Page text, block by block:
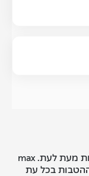
ההטבות הכלולות בהצעה זו, משתנות מעת לעת. max
בכל עת